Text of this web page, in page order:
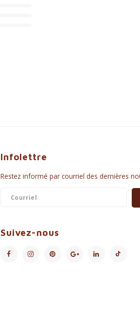
Infolettre
Restez informé par courriel des dernières
Suivez-nous